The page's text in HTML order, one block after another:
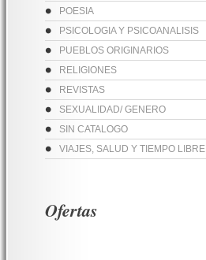
POESIA
PSICOLOGIA Y PSICOANALISIS
PUEBLOS ORIGINARIOS
RELIGIONES
REVISTAS
SEXUALIDAD/ GENERO
SIN CATALOGO
VIAJES, SALUD Y TIEMPO LIBRE
Ofertas